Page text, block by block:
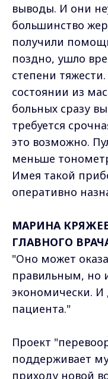
выводы. И они
большинство
получили
поздно, ушло
степени
состоянии из
больных сразу
требуется
это возможно.
меньше
Имея такой
оперативно
МАРИНА
ГЛАВНОГО
"Оно может
правильным, но
экономически. И
пациента."
Проект
поддерживает
приходу новой